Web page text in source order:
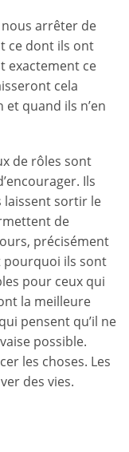
nous arrêter de
ce dont ils ont
exactement ce
cela
et quand ils n’en
de rôles sont
Ils
laissent sortir le
de
précisément
pourquoi ils sont
pour ceux qui
la meilleure
pensent qu’il ne
possible.
les choses. Les
des vies.